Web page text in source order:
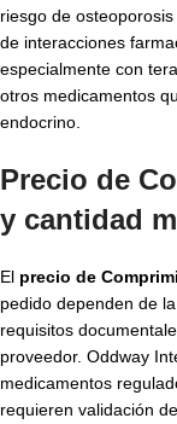
riesgo de
de interacciones
especialmente con
otros medicamentos
endocrino.
Precio de
y cantidad
El precio de
pedido dependen de
requisitos
proveedor. Oddway
medicamentos
requieren validación